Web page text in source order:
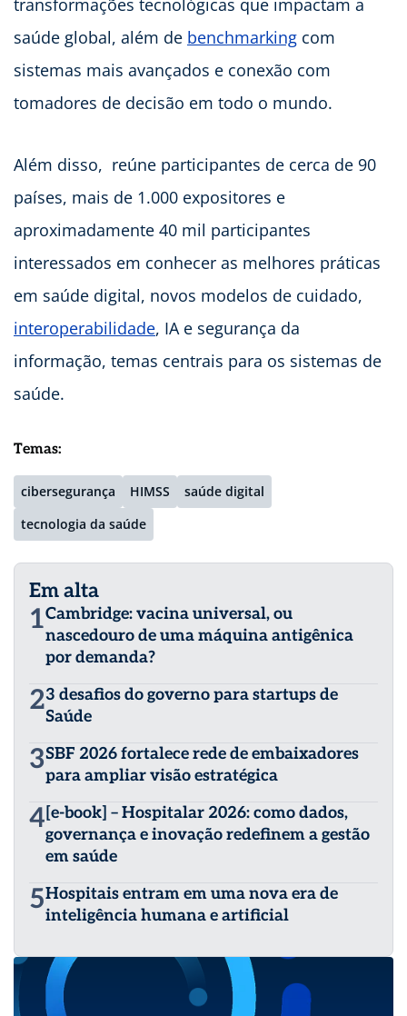
transformações tecnológicas que impactam a
saúde global, além de benchmarking com
sistemas mais avançados e conexão com
tomadores de decisão em todo o mundo.
Além disso, reúne participantes de cerca de 90
países, mais de 1.000 expositores e
aproximadamente 40 mil participantes
interessados em conhecer as melhores práticas
em saúde digital, novos modelos de cuidado,
interoperabilidade, IA e segurança da
informação, temas centrais para os sistemas de
saúde.
Temas:
cibersegurança HIMSS
saúde digital
tecnologia da saúde
Em alta
1Cambridge: vacina universal, ou
nascedouro de uma máquina antigênica
por demanda?
23 desafios do governo para startups de
Saúde
3SBF 2026 fortalece rede de embaixadores
para ampliar visão estratégica
4[e-book] – Hospitalar 2026: como dados,
governança e inovação redefinem a gestão
em saúde
5Hospitais entram em uma nova era de
inteligência humana e artificial